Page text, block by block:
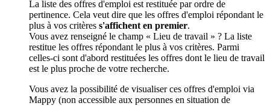
La liste des offres d'emploi est restituée par ordre de
pertinence. Cela veut dire que les offres d'emploi répondant le
plus à vos critères s'affichent en premier.
Vous avez renseigné le champ « Lieu de travail » ? La liste
restitue les offres répondant le plus à vos critères. Parmi
celles-ci sont d'abord restituées les offres dont le lieu de travail
est le plus proche de votre recherche.
Vous avez la possibilité de visualiser ces offres d'emploi via
Mappy (non accessible aux personnes en situation de